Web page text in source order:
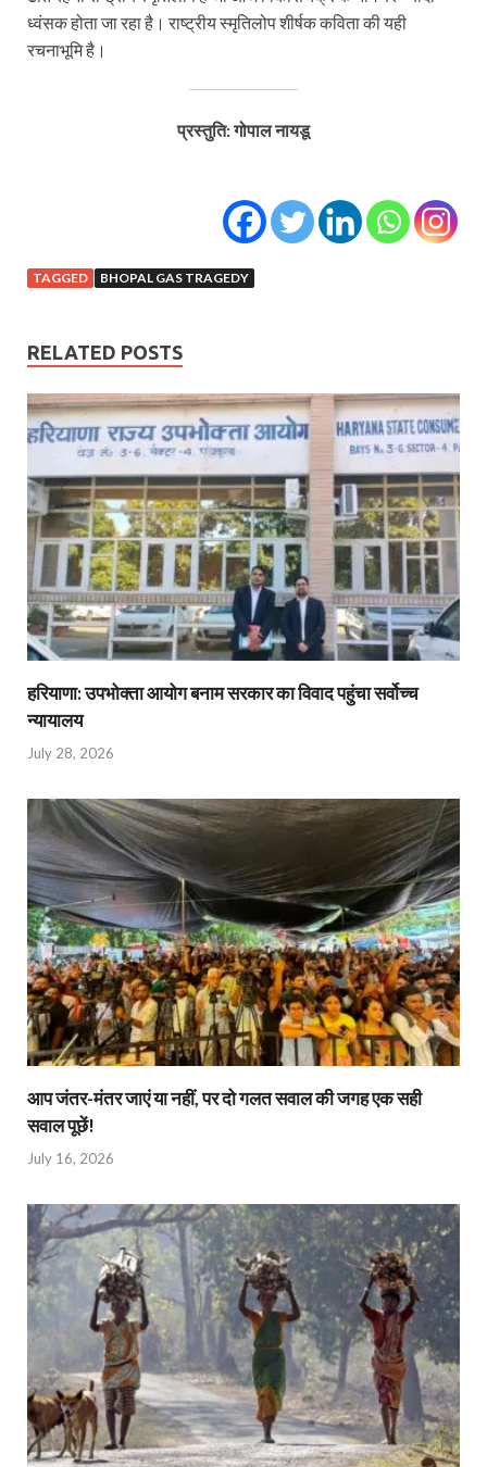
ध्वंसक होता जा रहा है। राष्ट्रीय स्मृतिलोप शीर्षक कविता की यही
रचनाभूमि है।
प्रस्तुति: गोपाल नायडू
TAGGED BHOPAL GAS TRAGEDY
RELATED POSTS
हरियाणा: उपभोक्ता आयोग बनाम सरकार का विवाद पहुंचा सर्वोच्च
न्यायालय
July 28, 2026
आप जंतर-मंतर जाएं या नहीं, पर दो गलत सवाल की जगह एक सही
सवाल पूछें!
July 16, 2026